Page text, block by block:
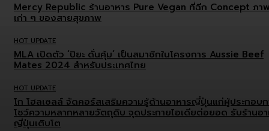
Mercy Republic ร้านอาหาร Pure Vegan ที่ฉีก Concept ภา
เก่า ๆ ของสายสุขภาพ
HOT UPDATE
MLA เปิดตัว ‘ปิยะ ดั่นคุ้ม’ เป็นสมาชิกในโครงการ Aussie Beef
Mates 2024 สำหรับประเทศไทย
HOT UPDATE
โก โฮลเซลล์ จัดคอร์สเสริมความรู้ด้านอาหารญี่ปุ่นแก่ผู้ประกอบ
โชว์ความหลากหลายวัตถุดิบ จุดประกายไอเดียต่อยอด รับร้านอ
ญี่ปุ่นเติบโต